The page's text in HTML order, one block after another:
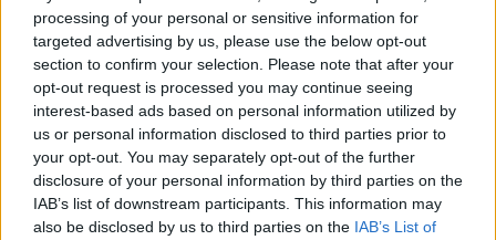
processing of your personal or sensitive information for
targeted advertising by us, please use the below opt-out
section to confirm your selection. Please note that after your
opt-out request is processed you may continue seeing
interest-based ads based on personal information utilized by
us or personal information disclosed to third parties prior to
your opt-out. You may separately opt-out of the further
disclosure of your personal information by third parties on the
IAB’s list of downstream participants. This information may
also be disclosed by us to third parties on the IAB’s List of